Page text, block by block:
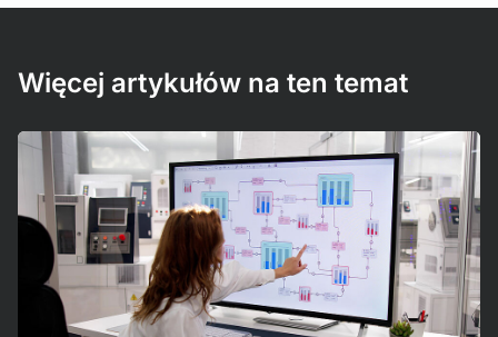
Więcej artykułów na ten temat
Czytaj więcej!